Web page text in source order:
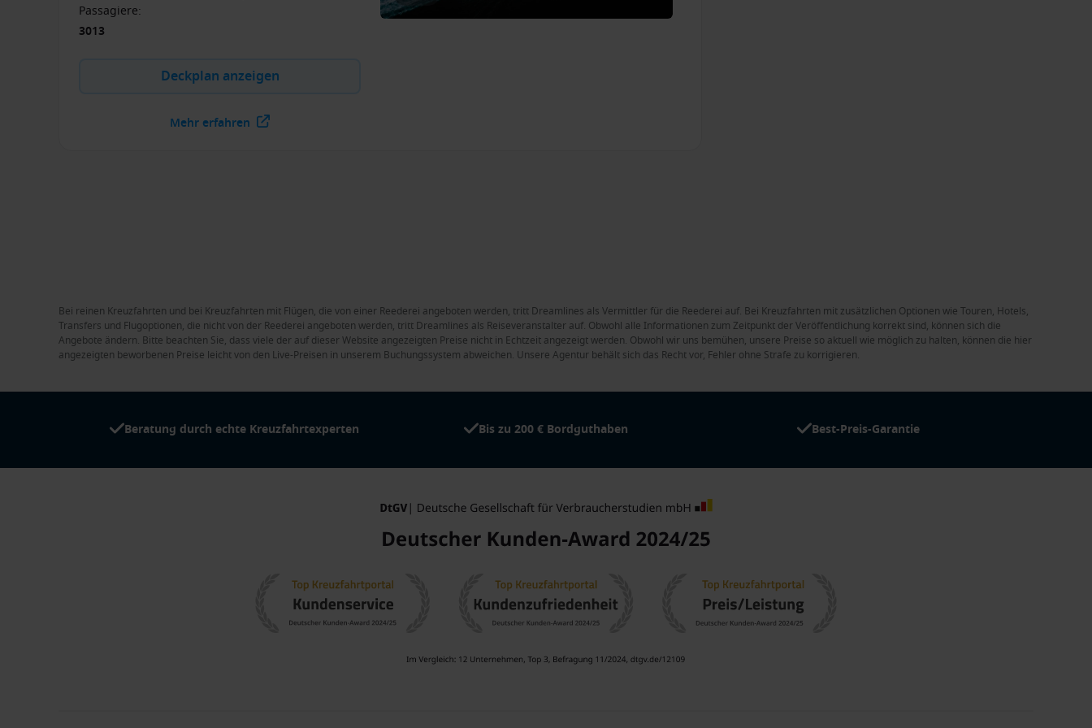
Passagiere:
3013
Deckplan anzeigen
Mehr erfahren
Bei reinen Kreuzfahrten und bei Kreuzfahrten mit Flügen, die von einer Reederei angeboten werden, tritt Dreamlines als Vermittler für die Reederei auf. Bei Kreuzfahrten mit zusätzlichen Optionen wie Touren, Hotels,
Transfers und Flugoptionen, die nicht von der Reederei angeboten werden, tritt Dreamlines als Reiseveranstalter auf. Obwohl alle Informationen zum Zeitpunkt der Veröffentlichung korrekt sind, können sich die
Angebote ändern. Bitte beachten Sie, dass viele der auf dieser Website angezeigten Preise nicht in Echtzeit angezeigt werden. Obwohl wir uns bemühen, unsere Preise so aktuell wie möglich zu halten, können die hier
angezeigten beworbenen Preise leicht von den Live-Preisen in unserem Buchungssystem abweichen. Unsere Agentur behält sich das Recht vor, Fehler ohne Strafe zu korrigieren.
Beratung durch echte Kreuzfahrtexperten Bis zu 200 € Bordguthaben Best-Preis-Garantie